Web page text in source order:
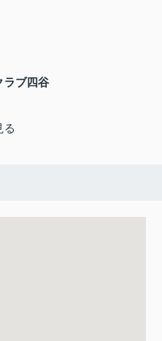
ラブ四谷
る